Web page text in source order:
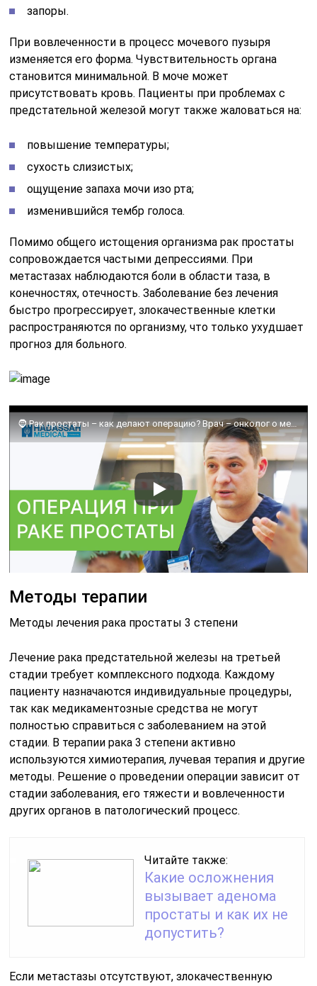
запоры.
При вовлеченности в процесс мочевого пузыря
изменяется его форма. Чувствительность органа
становится минимальной. В моче может
присутствовать кровь. Пациенты при проблемах с
предстательной железой могут также жаловаться на:
повышение температуры;
сухость слизистых;
ощущение запаха мочи изо рта;
изменившийся тембр голоса.
Помимо общего истощения организма рак простаты
сопровождается частыми депрессиями. При
метастазах наблюдаются боли в области таза, в
конечностях, отечность. Заболевание без лечения
быстро прогрессирует, злокачественные клетки
распространяются по организму, что только ухудшает
прогноз для больного.
Методы терапии
Методы лечения рака простаты 3 степени
Лечение рака предстательной железы на третьей
стадии требует комплексного подхода. Каждому
пациенту назначаются индивидуальные процедуры,
так как медикаментозные средства не могут
полностью справиться с заболеванием на этой
стадии. В терапии рака 3 степени активно
используются химиотерапия, лучевая терапия и другие
методы. Решение о проведении операции зависит от
стадии заболевания, его тяжести и вовлеченности
других органов в патологический процесс.
Читайте также:
Какие осложнения
вызывает аденома
простаты и как их не
допустить?
Если метастазы отсутствуют, злокачественную